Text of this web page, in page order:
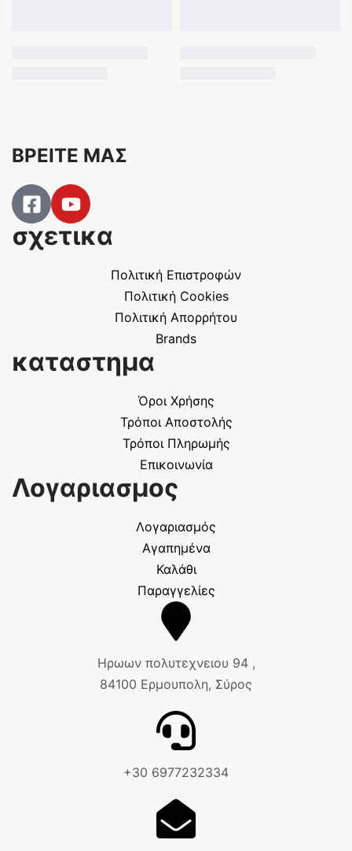
Ηρωων πολυτεχνειου 94 ,
84100 Ερμουπολη, Σύρος
+30 6977232334
Λογαριασμος
Λογαριασμός
Αγαπημένα
Καλάθι
Παραγγελίες
καταστημα
Όροι Χρήσης
Τρόποι Αποστολής
Τρόποι Πληρωμής
Επικοινωνία
σχετικα
Πολιτική Επιστροφών
Πολιτική Cookies
Πολιτική Απορρήτου
Brands
ΒΡΕΙΤΕ ΜΑΣ